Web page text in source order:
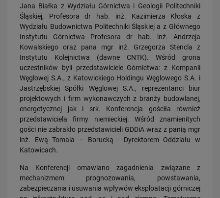
Jana Białka z Wydziału Górnictwa i Geologii Politechniki
Śląskiej, Profesora dr hab. inż. Kazimierza Kłoska z
Wydziału Budownictwa Politechniki Śląskiej a z Głównego
Instytutu Górnictwa Profesora dr hab. inż. Andrzeja
Kowalskiego oraz pana mgr inż. Grzegorza Stencla z
Instytutu Kolejnictwa (dawne CNTK). Wśród grona
uczestników byli przedstawiciele Górnictwa: z Kompanii
Węglowej S.A., z Katowickiego Holdingu Węglowego S.A. i
Jastrzębskiej Spółki Węglowej S.A., reprezentanci biur
projektowych i firm wykonawczych z branży budowlanej,
energetycznej jak i srk. Konferencja gościła również
przedstawiciela firmy niemieckiej. Wśród znamienitych
gości nie zabrakło przedstawicieli GDDiA wraz z panią mgr
inż. Ewą Tomala – Borucką - Dyrektorem Oddziału w
Katowicach.
Na Konferencji omawiano zagadnienia związane z
mechanizmem prognozowania, powstawania,
zabezpieczania i usuwania wpływów eksploatacji górniczej
30.07.2026
Nowy wiadukt w Żorach otwarty. Bezpieczniejsze przejazdy,
sprawniejsza…
PRZECZYTAJ